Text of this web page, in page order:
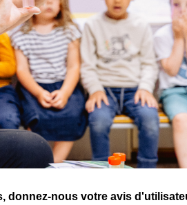
donnez-nous votre avis